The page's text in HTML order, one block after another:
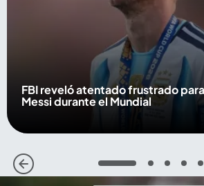
FBI reveló atentado frustrado
Messi durante el Mundial
1 2 3 4 5